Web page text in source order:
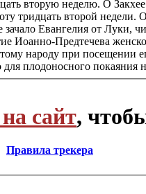
вторую неделю. О Закхее
тридцать второй недели.
зачало Евангелия от Луки,
Иоанно-Предтечева
народу при посещении
для плодоносного
сайт,
Правила трекера